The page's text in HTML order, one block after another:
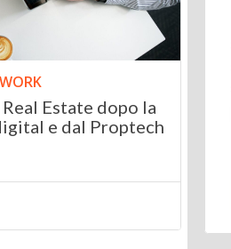
Estate dopo la
e dal Proptech